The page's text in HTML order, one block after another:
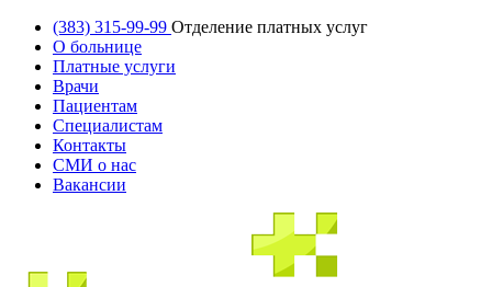
(383) 315-99-99 Отделение платных услуг
О больнице
Платные услуги
Врачи
Пациентам
Специалистам
Контакты
СМИ о нас
Вакансии